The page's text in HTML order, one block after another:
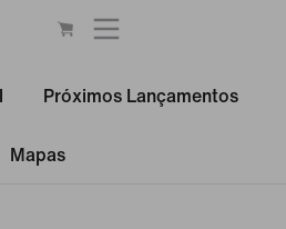
Próximos Lançamentos
Mapas